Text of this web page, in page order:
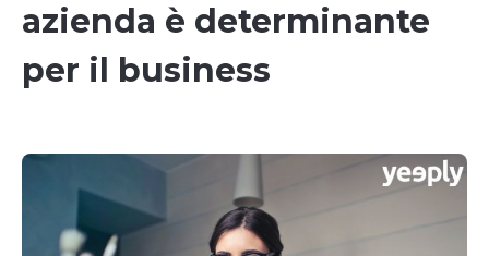
azienda è determinante
per il business